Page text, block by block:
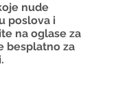
nude
poslova i
na oglase za
besplatno za